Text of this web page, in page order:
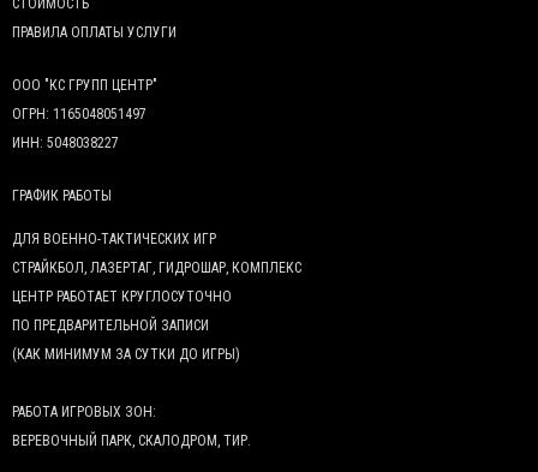
СТОИМОСТЬ
ПРАВИЛА ОПЛАТЫ УСЛУГИ
ООО "КС ГРУПП ЦЕНТР"
ОГРН: 1165048051497
ИНН: 5048038227
ГРАФИК РАБОТЫ
ДЛЯ ВОЕННО-ТАКТИЧЕСКИХ ИГР
СТРАЙКБОЛ, ЛАЗЕРТАГ, ГИДРОШАР, КОМПЛЕКС
ЦЕНТР РАБОТАЕТ КРУГЛОСУТОЧНО
ПО ПРЕДВАРИТЕЛЬНОЙ ЗАПИСИ
(КАК МИНИМУМ ЗА СУТКИ ДО ИГРЫ)
РАБОТА ИГРОВЫХ ЗОН:
ВЕРЕВОЧНЫЙ ПАРК, СКАЛОДРОМ, ТИР.